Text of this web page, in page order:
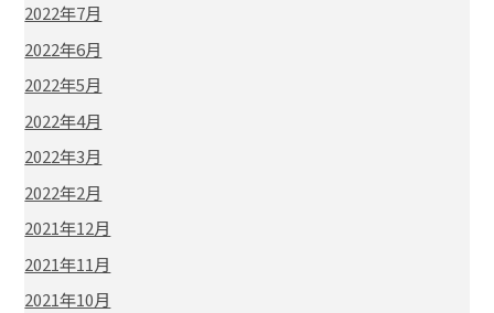
2022年7月
2022年6月
2022年5月
2022年4月
2022年3月
2022年2月
2021年12月
2021年11月
2021年10月